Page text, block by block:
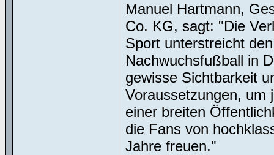
Manuel Hartmann,
Co. KG, sagt: "Die
Sport unterstreicht
Nachwuchsfußball in
gewisse Sichtbarkeit
Voraussetzungen, um
einer breiten
die Fans von
Jahre freuen."